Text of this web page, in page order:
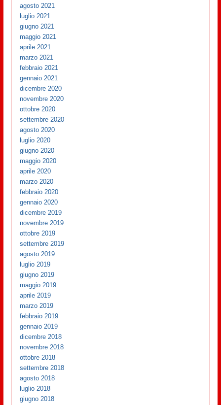
agosto 2021
luglio 2021
giugno 2021
maggio 2021
aprile 2021
marzo 2021
febbraio 2021
gennaio 2021
dicembre 2020
novembre 2020
ottobre 2020
settembre 2020
agosto 2020
luglio 2020
giugno 2020
maggio 2020
aprile 2020
marzo 2020
febbraio 2020
gennaio 2020
dicembre 2019
novembre 2019
ottobre 2019
settembre 2019
agosto 2019
luglio 2019
giugno 2019
maggio 2019
aprile 2019
marzo 2019
febbraio 2019
gennaio 2019
dicembre 2018
novembre 2018
ottobre 2018
settembre 2018
agosto 2018
luglio 2018
giugno 2018